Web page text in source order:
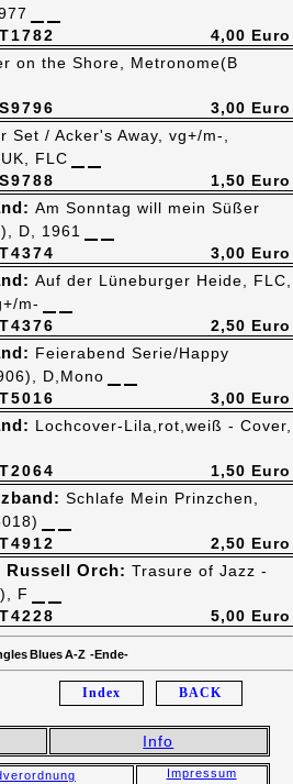
T1782
4,00 Euro
S9796
on the Shore, Metronome(B
3,00 Euro
S9788
Set / Acker's Away, vg+/m-,
FLC
1,50 Euro
T4374
Am Sonntag will mein Süßer
D, 1961
3,00 Euro
T4376
Auf der Lüneburger Heide, FLC,
m-
2,50 Euro
T5016
Feierabend Serie/Happy
D,Mono
3,00 Euro
T2064
Lochcover-Lila,rot,weiß - Cover,
1,50 Euro
T4912
Schlafe Mein Prinzchen,
2,50 Euro
T4228
Russell Orch: Trasure of Jazz -
F
5,00 Euro
Blues A-Z -Ende-
Index BACK
Info
Impressum